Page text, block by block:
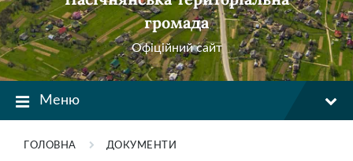
громада
Офіційний сайт
Меню
ГОЛОВНА ДОКУМЕНТИ